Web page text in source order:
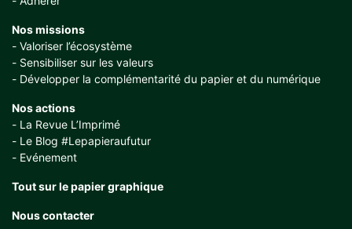
Nos missions
Valoriser l’écosystème
Sensibiliser sur les valeurs
Développer la complémentarité du papier et du numérique
Nos actions
La Revue L’Imprimé
Le Blog #Lepapieraufutur
Evénement
Tout sur le papier graphique
Nous contacter